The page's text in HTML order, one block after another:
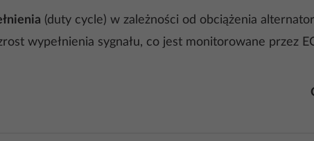
(duty cycle) w zależności od obciążenia
wypełnienia sygnału, co jest monitorowane przez